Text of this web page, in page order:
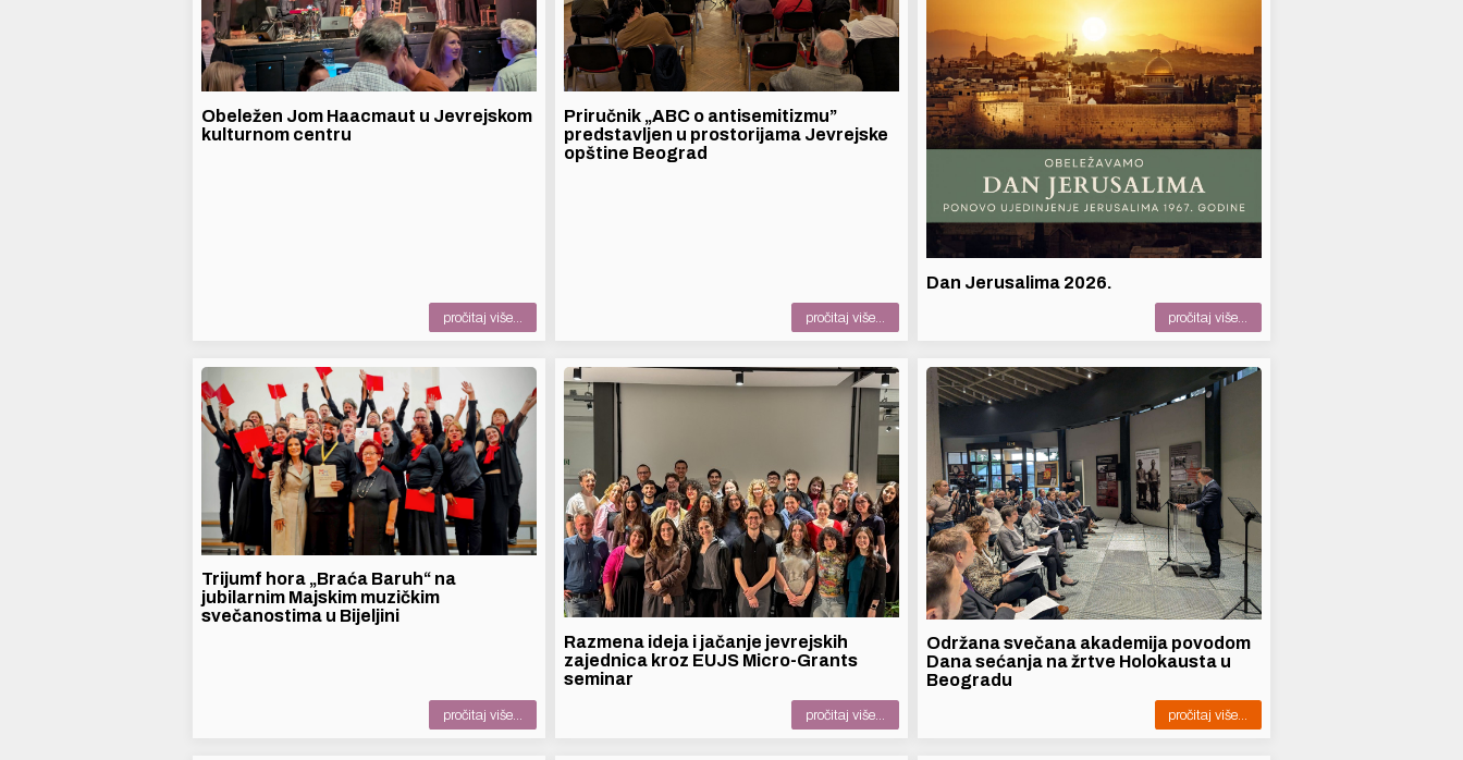
Obeležen Jom Haacmaut u Jevrejskom
kulturnom centru
pročitaj više...
Priručnik „ABC o antisemitizmu”
predstavljen u prostorijama Jevrejske
opštine Beograd
pročitaj više...
Dan Jerusalima 2026.
pročitaj više...
Trijumf hora „Braća Baruh“ na
jubilarnim Majskim muzičkim
svečanostima u Bijeljini
pročitaj više...
Razmena ideja i jačanje jevrejskih
zajednica kroz EUJS Micro-Grants
seminar
pročitaj više...
Održana svečana akademija povodom
Dana sećanja na žrtve Holokausta u
Beogradu
pročitaj više...